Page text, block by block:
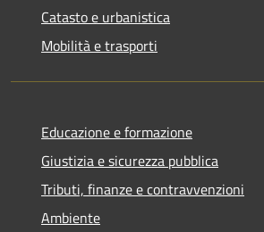
Catasto e urbanistica
Mobilità e trasporti
Educazione e formazione
Giustizia e sicurezza pubblica
Tributi, finanze e contravvenzioni
Ambiente